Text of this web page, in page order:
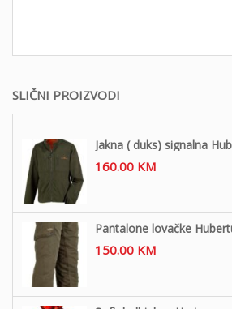
SLIČNI PROIZVODI
Jakna ( duks) signalna
160.00 KM
Pantalone lovačke
150.00 KM